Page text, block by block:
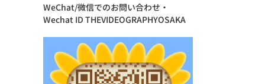
WeChat/微信でのお問い合わせ・
Wechat ID THEVIDEOGRAPHYOSAKA